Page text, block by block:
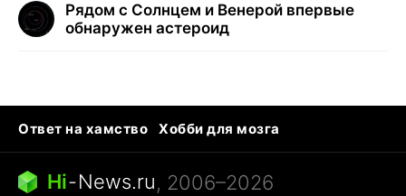
Рядом с Солнцем и Венерой впервые
обнаружен астероид
Ответ на хамство
Хобби для мозга
Бензин 100 и 95
Тунцы в океанариуме
Следующая пандемия
Hi-News.ru, 2006–2026